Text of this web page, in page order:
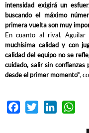
intensidad exigirá un
buscando el máximo
primera vuelta son muy
En cuanto al rival,
muchísima calidad y con
calidad del equipo no se
cuidado, salir sin
desde el primer momento",
Facebook
Twitter LinkedIn